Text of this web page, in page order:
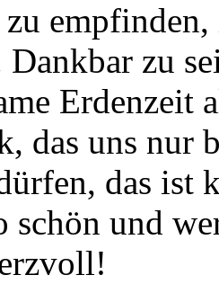
zu
Erdenzeit
das uns nur
das ist
schön und